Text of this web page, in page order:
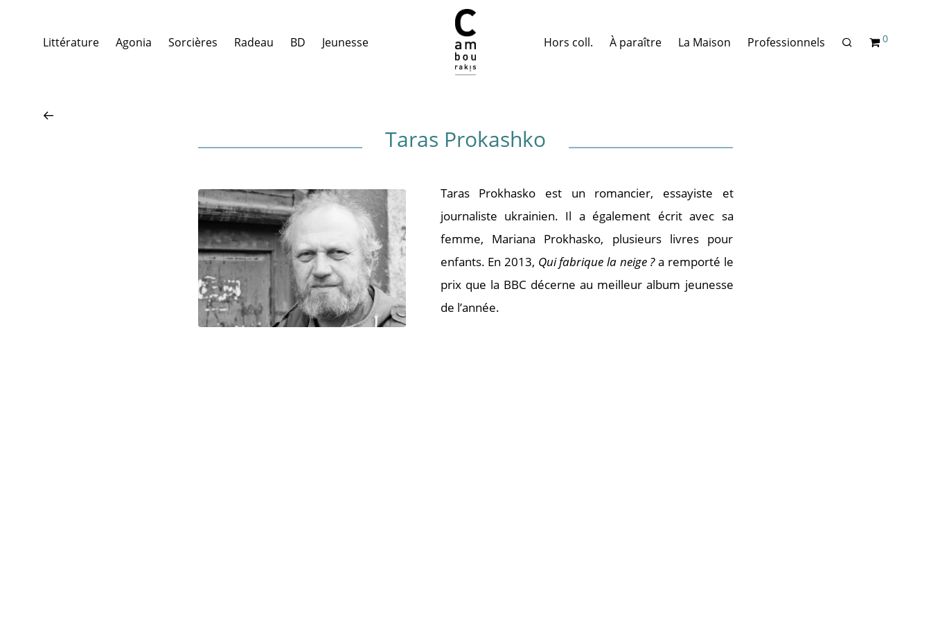
Littérature Agonia Sorcières Radeau BD Jeunesse Hors coll. À paraître La Maison Professionnels 0
Taras Prokashko
Taras Prokhasko est un romancier, essayiste et
journaliste ukrainien. Il a également écrit avec sa
femme, Mariana Prokhasko, plusieurs livres pour
enfants. En 2013, Qui fabrique la neige ?a remporté le
prix que la BBC décerne au meilleur album jeunesse
de l’année.